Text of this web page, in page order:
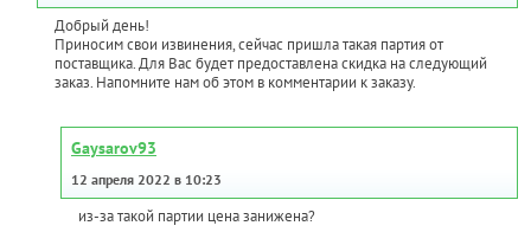
Добрый день!
Приносим свои извинения, сейчас пришла такая партия от
поставщика. Для Вас будет предоставлена скидка на следующий
заказ. Напомните нам об этом в комментарии к заказу.
Gaysarov93
12 апреля 2022 в 10:23
из-за такой партии цена занижена?